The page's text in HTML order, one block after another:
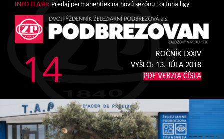
INFO FLASH: Predaj permanentiek na novú sezónu Fortuna ligy
14
ROČNÍK LXXIV
VYŠLO: 13. JÚLA 2018
PDF VERZIA ČÍSLA